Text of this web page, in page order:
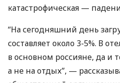
катастрофическая —
“На сегодняшний день
составляет около 3-5%. В
в основном россияне, да и
а не на отдых”, —